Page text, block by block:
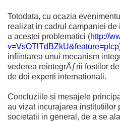
Totodata, cu ocazia
realizat in cadrul campaniei
a acestei problematici (http://
v=VsOTlTdBZkU&feature=plcp
infiintarea unui mecanism
vederea reintegrÄƒrii fostilor
de doi experti internationali.
Concluziile si mesajele
au vizat incurajarea institutiilor
societatii in general, de a se